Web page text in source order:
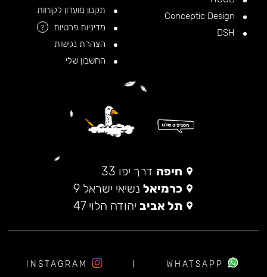
תקנון מועדון לקוחות
מדיניות פרטיות
?
הצהרת נגישות
החשבון שלי
חיפה דרך יפו 33
כרמיאל נשיאי ישראל 9
תל אביב יהודה הלוי 47
WHATSAPP
INSTAGRAM